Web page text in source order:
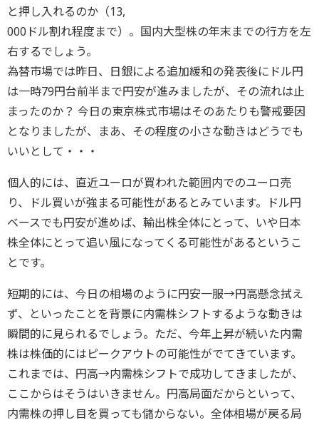
と押し入れるのか（13,
000ドル割れ程度まで）。国内大型株の年末までの行方を左
右するでしょう。
為替市場では昨日、日銀による追加緩和の発表後にドル円
は一時79円台前半まで円安が進みましたが、その流れは止
まったのか？ 今日の東京株式市場はそのあたりも警戒要因
となりましたが、まあ、その程度の小さな動きはどうでも
いいとして・・・
個人的には、直近ユーロが買われた範囲内でのユーロ売
り、ドル買いが強まる可能性があるとみています。ドル円
ベースでも円安が進めば、輸出株全体にとって、いや日本
株全体にとって追い風になってくる可能性があるというこ
とです。
短期的には、今日の相場のように円安一服→円高懸念拭え
ず、といったことを背景に内需株シフトするような動きは
瞬間的に見られるでしょう。ただ、今年上昇が続いた内需
株は株価的にはピークアウトの可能性がでてきています。
これまでは、円高→内需株シフトで成功してきましたが、
ここからはそうはいきません。円高局面だからといって、
内需株の押し目を買っても儲からない。全体相場が戻る局